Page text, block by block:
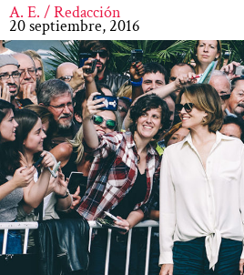
A. E. / Redacción
20 septiembre, 2016